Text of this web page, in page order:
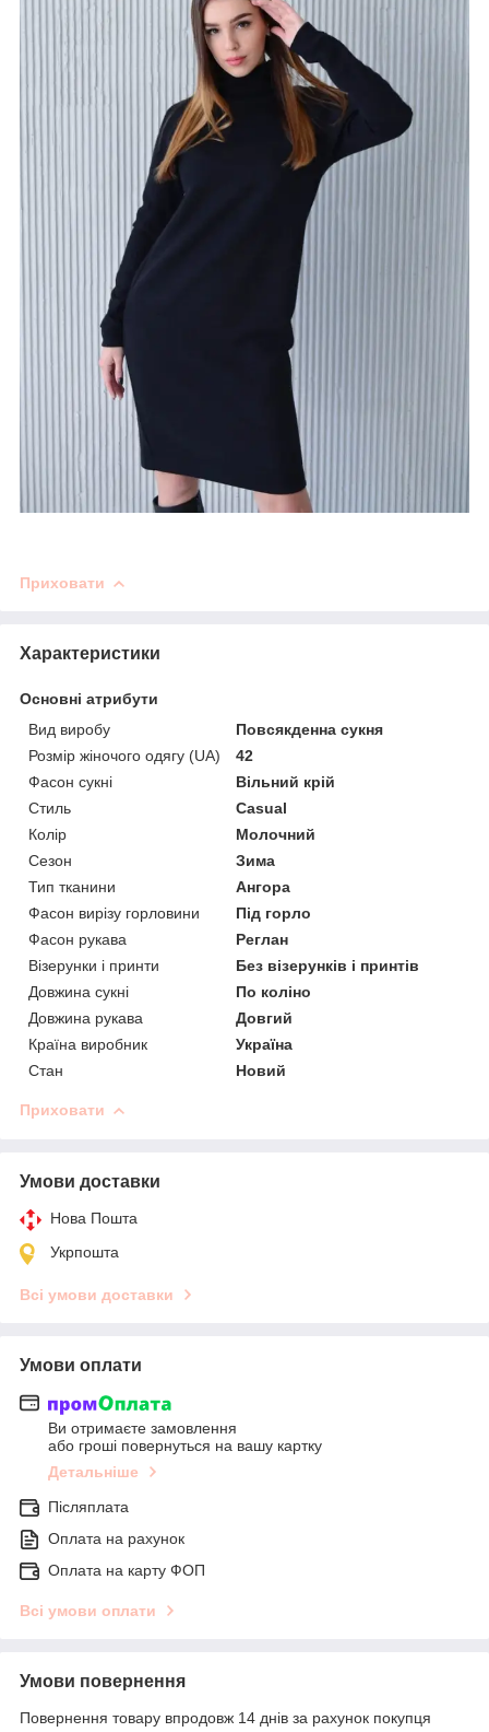
Приховати
Характеристики
Основні атрибути
Вид виробу
Повсякденна сукня
Розмір жіночого одягу (UA)
42
Фасон сукні
Вільний крій
Стиль
Casual
Колір
Молочний
Сезон
Зима
Тип тканини
Ангора
Фасон вирізу горловини
Під горло
Фасон рукава
Реглан
Візерунки і принти
Без візерунків і принтів
Довжина сукні
По коліно
Довжина рукава
Довгий
Країна виробник
Україна
Стан
Новий
Приховати
Умови доставки
Нова Пошта
Укрпошта
Всі умови доставки
Умови оплати
Ви отримаєте замовлення
або гроші повернуться на вашу картку
Детальніше
Післяплата
Оплата на рахунок
Оплата на карту ФОП
Всі умови оплати
Умови повернення
Повернення товару впродовж 14 днів за рахунок покупця